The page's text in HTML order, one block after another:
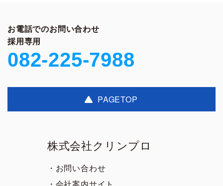
株式会社クリンプロ
・お問い合わせ
お電話でのお問い合わせ
採用専用
082-225-7988
PAGETOP